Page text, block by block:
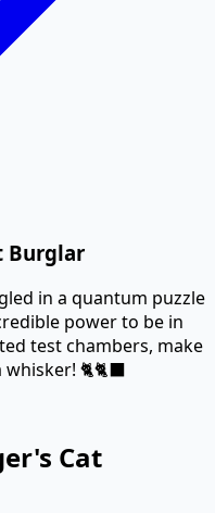
Burglar
in a quantum puzzle
power to be in
test chambers, make
🐈🐈‍⬛
Cat